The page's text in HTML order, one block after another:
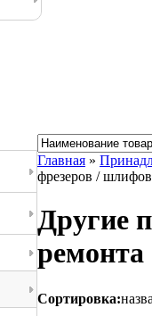
Главная »
фрезеров /
Другие
ремонта
Сортировка: